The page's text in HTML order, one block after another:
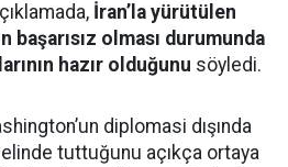
İran’la yürütülen
olması durumunda
hazır olduğunu söyledi.
diplomasi dışında
tuttuğunu açıkça ortaya